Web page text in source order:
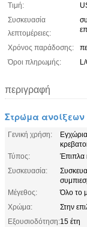
Τιμή:
Συσκευασία
λεπτομέρειες:
Χρόνος παράδοσης:
Όροι πληρωμής:
περιγραφή
Στρώμα
Γενική χρήση:
Τύπος:
Έπιπλα
Συσκευασία:
Μέγεθος:
Όλο το
Χρώμα:
Στην
Εξουσιοδότηση:15 έτη